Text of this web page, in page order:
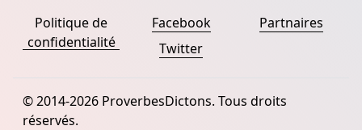
Politique de
confidentialité
Facebook
Twitter
Partnaires
© 2014-2026 ProverbesDictons. Tous droits
réservés.